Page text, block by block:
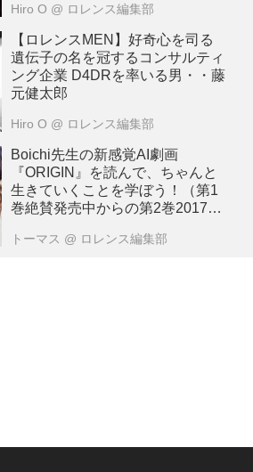
す。人形アニメーションでモータ
ーサイクルが走り回るシーンがあ
りますが、これもキースさんのア
イデアなのでしょうかね？ （人
形ですけど、残酷表現があります
The Prodigy - Wild Frontier
(Official Video)
youtu.be
Hiro O @ ロレンス編集部
【ロレンスMEN】好奇心を司る
遺伝子の名を冠するコンサルティ
ング企業 D4DRを率いる男・・藤
元健太郎
Hiro O @ ロレンス編集部
Boichi先生の新感覚AI劇画
『ORIGIN』を読んで、ちゃんと
生きていくことを学ぼう！（第1
巻絶賛発売中からの第2巻2017年
トーマス @ ロレンス編集部